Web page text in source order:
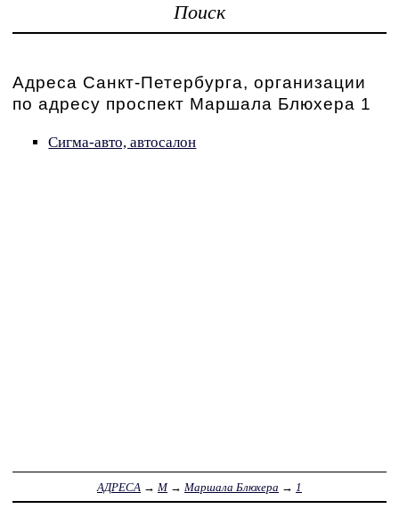
Поиск
Адреса Санкт-Петербурга, организации
по адресу проспект Маршала Блюхера 1
Сигма-авто, автосалон
АДРЕСА → М→ Маршала Блюхера → 1